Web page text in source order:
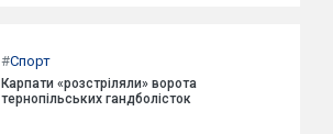
#Спорт
Карпати «розстріляли» ворота
тернопільських гандболісток